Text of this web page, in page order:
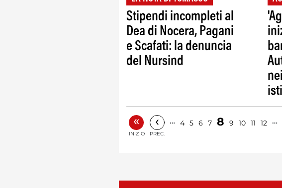
Stipendi incompleti al
Dea di Nocera, Pagani
e Scafati: la denuncia
del Nursind
«
INIZIO
‹
PREC.
… 4 5 6 7 8 9 10 11 12 …